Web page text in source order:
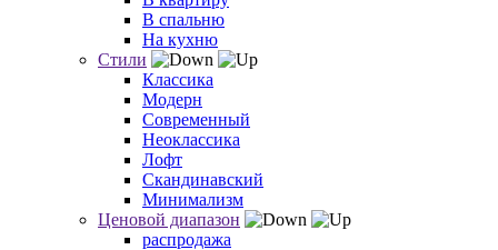
В спальню
На кухню
Стили
Классика
Модерн
Современный
Неоклассика
Лофт
Скандинавский
Минимализм
Ценовой диапазон
распродажа